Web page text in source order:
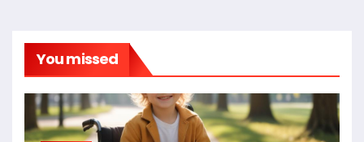
You missed